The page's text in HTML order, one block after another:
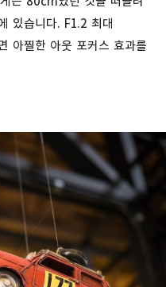
있습니다. F1.2 최대
아찔한 아웃 포커스 효과를